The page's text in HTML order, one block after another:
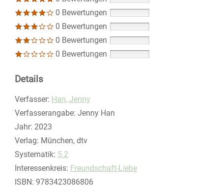
0 Bewertungen
0 Bewertungen
0 Bewertungen
0 Bewertungen
Details
Verfasser: Suche nach diesem Verfasser
Han, Jenny
Verfasserangabe: Jenny Han
Jahr: 2023
Verlag: München, dtv
opens in new tab
Diesen Link in neuem Tab öffnen
Systematik: Suche nach dieser Systematik
5.2
Interessenkreis: Suche nach diesem Interessenskreis
Freundschaft-Liebe
ISBN: 9783423086806